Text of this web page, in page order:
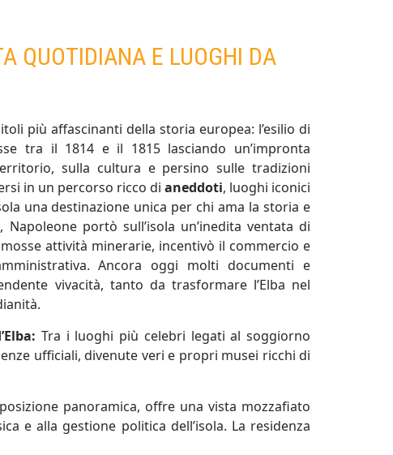
QUOTIDIANA E LUOGHI DA
più affascinanti della storia europea: l’esilio di
tra il 1814 e il 1815 lasciando un’impronta
sulla cultura e persino sulle tradizioni
in un percorso ricco di aneddoti, luoghi iconici
una destinazione unica per chi ama la storia e
portò sull’isola un’inedita ventata di
attività minerarie, incentivò il commercio e
Ancora oggi molti documenti e
vivacità, tanto da trasformare l’Elba nel
Tra i luoghi più celebri legati al soggiorno
ufficiali, divenute veri e propri musei ricchi di
panoramica, offre una vista mozzafiato
e alla gestione politica dell’isola. La residenza